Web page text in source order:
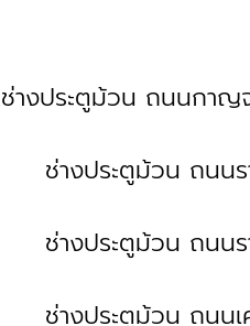
ช่างประตูม้วน ถนนกาญ
ช่างประตูม้วน ถนนรา
ช่างประตูม้วน ถนนร
ช่างประตูม้วน ถนนเค